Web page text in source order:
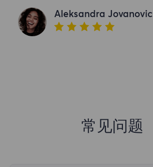
Aleksandra Jovanovic
常见问题